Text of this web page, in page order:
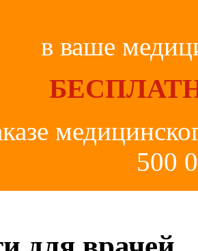
в ваше
500